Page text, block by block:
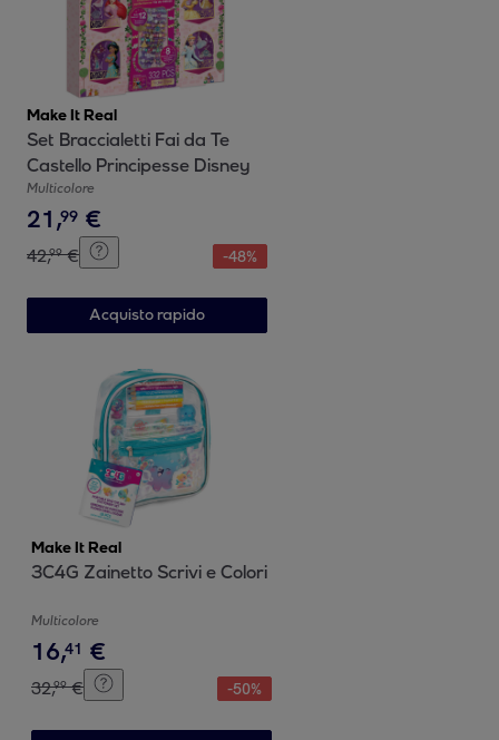
Make It Real
Set Braccialetti Fai da Te
Castello Principesse Disney
Multicolore
21,99 €
42,99 € -48%
Acquisto rapido
Make It Real
3C4G Zainetto Scrivi e Colori
Multicolore
16,41 €
32,99 € -50%